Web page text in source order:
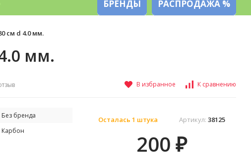
БРЕНДЫ РАСПРОДАЖА %
см d 4.0 мм.
мм.
В избранное К сравнению
Без бренда
Карбон
Артикул:38125
Осталась 1 штука
200 ₽